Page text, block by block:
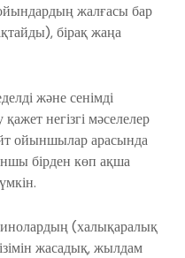
жалғасы бар
бірақ жаңа
және сенімді
негізгі мәселелер
ойыншылар арасында
бірден көп ақша
(халықаралық
жасадық, жылдам